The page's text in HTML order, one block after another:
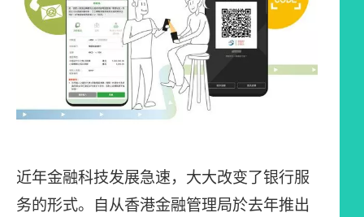
近年金融科技发展急速，大大改变了银行服
务的形式。自从香港金融管理局於去年推出